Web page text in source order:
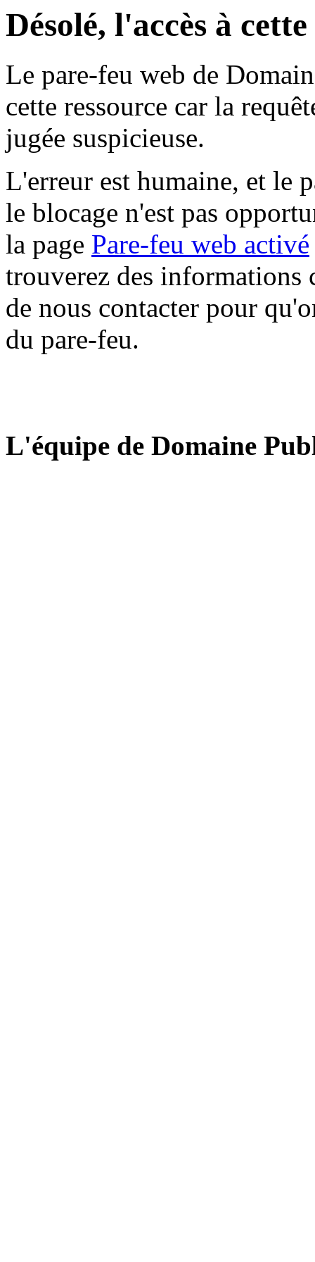
Désolé, l'accès à
Le pare-feu web de
cette ressource car la
jugée suspicieuse.
L'erreur est humaine, et le
le blocage n'est pas
la page Pare-feu web activé
trouverez des informations
de nous contacter pour
du pare-feu.
L'équipe de Domaine